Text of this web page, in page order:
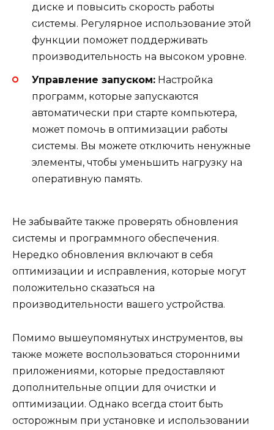
диске и повысить скорость работы
системы. Регулярное использование этой
функции поможет поддерживать
производительность на высоком уровне.
Управление запуском: Настройка
программ, которые запускаются
автоматически при старте компьютера,
может помочь в оптимизации работы
системы. Вы можете отключить ненужные
элементы, чтобы уменьшить нагрузку на
оперативную память.
Не забывайте также проверять обновления
системы и программного обеспечения.
Нередко обновления включают в себя
оптимизации и исправления, которые могут
положительно сказаться на
производительности вашего устройства.
Помимо вышеупомянутых инструментов, вы
также можете воспользоваться сторонними
приложениями, которые предоставляют
дополнительные опции для очистки и
оптимизации. Однако всегда стоит быть
осторожным при установке и использовании